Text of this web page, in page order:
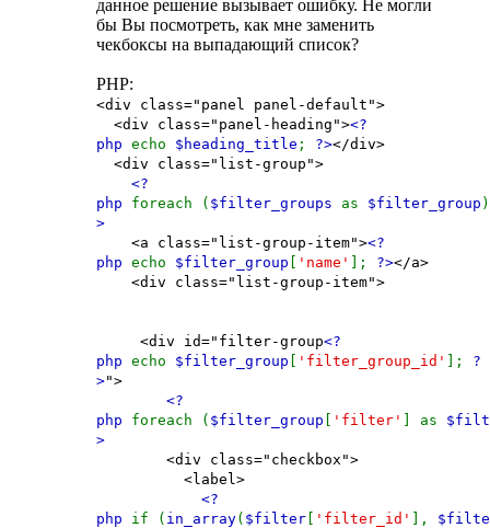
данное решение вызывает ошибку. Не могли
бы Вы посмотреть, как мне заменить
чекбоксы на выпадающий список?
PHP:
<div class="panel panel-default">
<div class="panel-heading"><?
php echo $heading_title ; ?></div>
<div class="list-group">
<?
php foreach ( $filter_groups as $filter_group
>
<a class="list-group-item"><?
php echo $filter_group 'name' ]; ?></a>
<div class="list-group-item">
<div id="filter-group<?
php echo $filter_group 'filter_group_id' ]; ?
>">
<?
php foreach ( $filter_group 'filter' ] as
>
<div class="checkbox">
<label>
<?
php if ( in_array( $filter 'filter_id' ],